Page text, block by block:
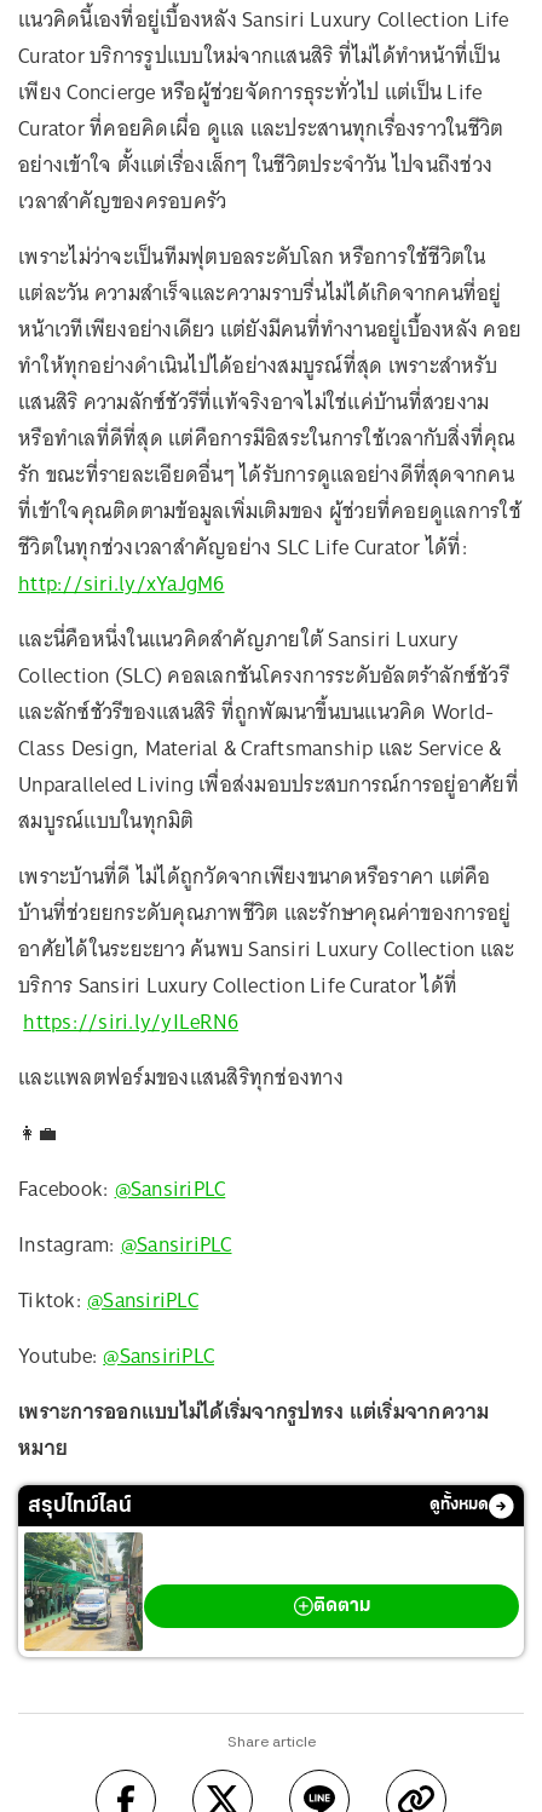
แนวคิดนี้เองที่อยู่เบื้องหลัง Sansiri Luxury Collection Life
Curator บริการรูปแบบใหม่จากแสนสิริ ที่ไม่ได้ทำหน้าที่เป็น
เพียง Concierge หรือผู้ช่วยจัดการธุระทั่วไป แต่เป็น Life
Curator ที่คอยคิดเผื่อ ดูแล และประสานทุกเรื่องราวในชีวิต
อย่างเข้าใจ ตั้งแต่เรื่องเล็กๆ ในชีวิตประจำวัน ไปจนถึงช่วง
เวลาสำคัญของครอบครัว
เพราะไม่ว่าจะเป็นทีมฟุตบอลระดับโลก หรือการใช้ชีวิตใน
แต่ละวัน ความสำเร็จและความราบรื่นไม่ได้เกิดจากคนที่อยู่
หน้าเวทีเพียงอย่างเดียว แต่ยังมีคนที่ทำงานอยู่เบื้องหลัง คอย
ทำให้ทุกอย่างดำเนินไปได้อย่างสมบูรณ์ที่สุด เพราะสำหรับ
แสนสิริ ความลักซ์ชัวรีที่แท้จริงอาจไม่ใช่แค่บ้านที่สวยงาม
หรือทำเลที่ดีที่สุด แต่คือการมีอิสระในการใช้เวลากับสิ่งที่คุณ
รัก ขณะที่รายละเอียดอื่นๆ ได้รับการดูแลอย่างดีที่สุดจากคน
ที่เข้าใจคุณติดตามข้อมูลเพิ่มเติมของ ผู้ช่วยที่คอยดูแลการใช้
ชีวิตในทุกช่วงเวลาสำคัญอย่าง SLC Life Curator ได้ที่:
http://siri.ly/xYaJgM6
และนี่คือหนึ่งในแนวคิดสำคัญภายใต้ Sansiri Luxury
Collection (SLC) คอลเลกชันโครงการระดับอัลตร้าลักซ์ชัวรี
และลักซ์ชัวรีของแสนสิริ ที่ถูกพัฒนาขึ้นบนแนวคิด World-
Class Design, Material & Craftsmanship และ Service &
Unparalleled Living เพื่อส่งมอบประสบการณ์การอยู่อาศัยที่
สมบูรณ์แบบในทุกมิติ
เพราะบ้านที่ดี ไม่ได้ถูกวัดจากเพียงขนาดหรือราคา แต่คือ
บ้านที่ช่วยยกระดับคุณภาพชีวิต และรักษาคุณค่าของการอยู่
อาศัยได้ในระยะยาว ค้นพบ Sansiri Luxury Collection และ
บริการ Sansiri Luxury Collection Life Curator ได้ที่
https://siri.ly/yILeRN6
และแพลตฟอร์มของแสนสิริทุกช่องทาง
👩‍💼
Facebook:@SansiriPLC
Instagram:@SansiriPLC
Tiktok: @SansiriPLC
Youtube:@SansiriPLC
เพราะการออกแบบไม่ได้เริ่มจากรูปทรง แต่เริ่มจากความ
หมาย
สรุปไทม์ไลน์ ดูทั้งหมด
ติดตาม
Share article